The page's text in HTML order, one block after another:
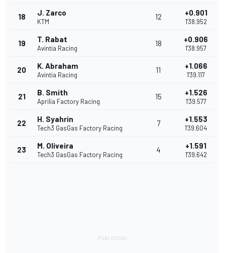
18 J. Zarco
KTM
12 +0.901
1'38.952
19 T. Rabat
Avintia Racing
18 +0.906
1'38.957
20 K. Abraham
Avintia Racing
11 +1.066
1'39.117
21 B. Smith
Aprilia Factory Racing
15 +1.526
1'39.577
22 H. Syahrin
Tech3 GasGas Factory Racing
7 +1.553
1'39.604
23 M. Oliveira
Tech3 GasGas Factory Racing
4 +1.591
1'39.642